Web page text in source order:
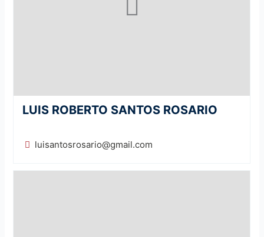
LUIS ROBERTO SANTOS ROSARIO
luisantosrosario@gmail.com